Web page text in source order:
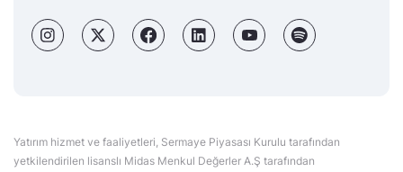
Yatırım hizmet ve faaliyetleri, Sermaye Piyasası Kurulu tarafından
yetkilendirilen lisanslı Midas Menkul Değerler A.Ş tarafından